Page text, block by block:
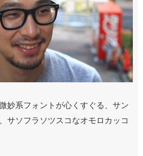
妙系フォントが心くすぐる、サン
サソフラソツスコなオモロカッコ